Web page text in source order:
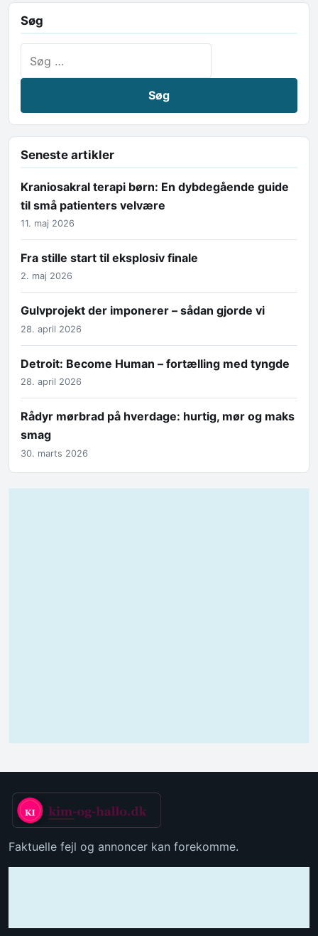
Søg
Seneste artikler
Kraniosakral terapi børn: En dybdegående guide
til små patienters velvære
11. maj 2026
Fra stille start til eksplosiv finale
2. maj 2026
Gulvprojekt der imponerer – sådan gjorde vi
28. april 2026
Detroit: Become Human – fortælling med tyngde
28. april 2026
Rådyr mørbrad på hverdage: hurtig, mør og maks
smag
30. marts 2026
Faktuelle fejl og annoncer kan forekomme.